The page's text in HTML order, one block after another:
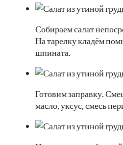
Собираем салат
На тарелку кладём
шпината.
Готовим заправку.
масло, уксус, смесь